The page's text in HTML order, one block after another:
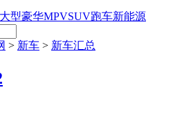
型豪华MPVSUV跑车新能源
> 新车 > 新车汇总